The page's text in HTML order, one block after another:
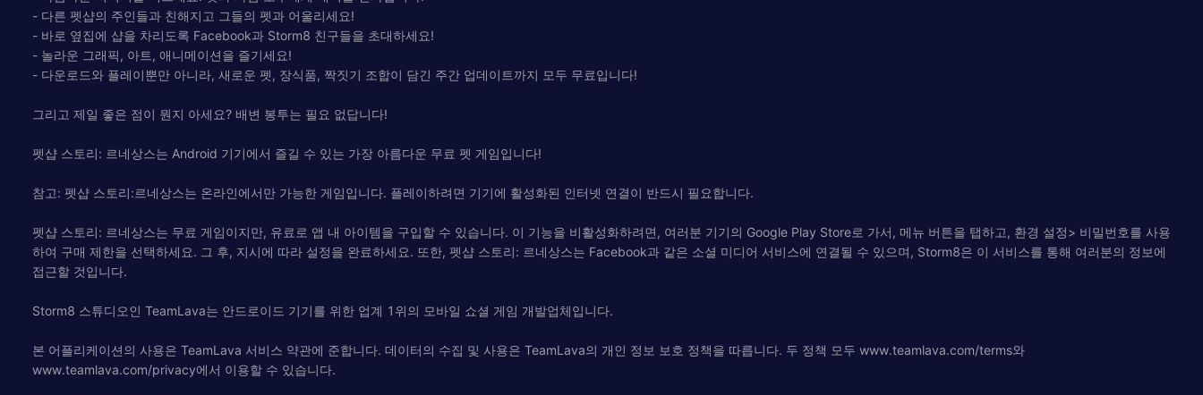
- 다른 펫샵의 주인들과 친해지고 그들의 펫과 어울리세요!
- 바로 옆집에 샵을 차리도록 Facebook과 Storm8 친구들을 초대하세요!
- 놀라운 그래픽, 아트, 애니메이션을 즐기세요!
- 다운로드와 플레이뿐만 아니라, 새로운 펫, 장식품, 짝짓기 조합이 담긴 주간 업데이트까지 모두 무료입니다!
그리고 제일 좋은 점이 뭔지 아세요? 배변 봉투는 필요 없답니다!
펫샵 스토리: 르네상스는 Android 기기에서 즐길 수 있는 가장 아름다운 무료 펫 게임입니다!
참고: 펫샵 스토리:르네상스는 온라인에서만 가능한 게임입니다. 플레이하려면 기기에 활성화된 인터넷 연결이 반드시 필요합니다.
펫샵 스토리: 르네상스는 무료 게임이지만, 유료로 앱 내 아이템을 구입할 수 있습니다. 이 기능을 비활성화하려면, 여러분 기기의 Google Play Store로 가서, 메뉴 버튼을 탭하고, 환경 설정> 비밀번호를 사용
하여 구매 제한을 선택하세요. 그 후, 지시에 따라 설정을 완료하세요. 또한, 펫샵 스토리: 르네상스는 Facebook과 같은 소셜 미디어 서비스에 연결될 수 있으며, Storm8은 이 서비스를 통해 여러분의 정보에
접근할 것입니다.
Storm8 스튜디오인 TeamLava는 안드로이드 기기를 위한 업계 1위의 모바일 쇼셜 게임 개발업체입니다.
본 어플리케이션의 사용은 TeamLava 서비스 약관에 준합니다. 데이터의 수집 및 사용은 TeamLava의 개인 정보 보호 정책을 따릅니다. 두 정책 모두 www.teamlava.com/terms와
www.teamlava.com/privacy에서 이용할 수 있습니다.